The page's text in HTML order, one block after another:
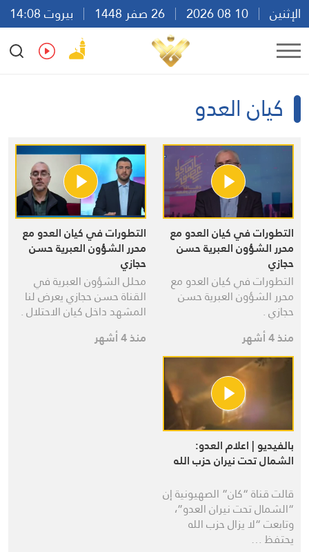
الإثنين
بيروت 14:08
Ar
En Fr Es
كيان العدو
التطورات في كيان العدو مع
محرر الشؤون العبرية حسن
حجازي
التطورات في كيان العدو مع
محرر الشؤون العبرية حسن
حجازي .
منذ 4 أشهر
التطورات في كيان العدو مع
محرر الشؤون العبرية حسن
حجازي
محلل الشؤون العبرية في
القناة حسن حجازي يعرض لنا
المشهد داخل كيان الاحتلال .
منذ 4 أشهر
بالفيديو | اعلام العدو:
الشمال تحت نيران حزب الله
قالت قناة “كان” الصهيونية إن
“الشمال تحت نيران العدو”،
وتابعت “لا يزال حزب الله
يحتفظ …